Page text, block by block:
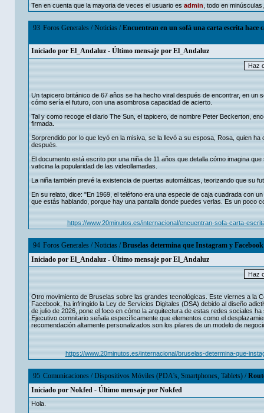
Ten en cuenta que la mayoria de veces el usuario es admin , todo en
93 Foros Generales/Noticias/Encuentran en un sofá una carta escrita hace
Iniciado por El_Andaluz - Último mensaje por El_Andaluz
Un tapicero británico de 67 años se ha hecho viral después de encontrar, en
cómo sería el futuro, con una asombrosa capacidad de acierto.
Tal y como recoge el diario The Sun, el tapicero, de nombre Peter Beckerton,
firmada.
Sorprendido por lo que leyó en la misiva, se la llevó a su esposa, Rosa, quien
después.
El documento está escrito por una niña de 11 años que detalla cómo imagina
vaticina la popularidad de las videollamadas.
La niña también prevé la existencia de puertas automáticas, teorizando que su
En su relato, dice: "En 1969, el teléfono era una especie de caja cuadrada con
que estás hablando, porque hay una pantalla donde puedes verlas. Es un poco
https://www.20minutos.es/internacional/encuentran-sofa-carta-
94 Foros Generales/Noticias/Bruselas determina que Instagram y
Iniciado por El_Andaluz - Último mensaje por El_Andaluz
Otro movimiento de Bruselas sobre las grandes tecnológicas. Este viernes a la
Facebook, ha infringido la Ley de Servicios Digitales (DSA) debido al diseño
de julio de 2026, pone el foco en cómo la arquitectura de estas redes sociales
Ejecutivo comnitario señala específicamente que elementos como el
recomendación altamente personalizados son los pilares de un modelo de
https://www.20minutos.es/internacional/bruselas-determina-que-
95 Comunicaciones/Dispositivos Móviles (PDA's, Smartphones, Tablets)/
Iniciado por Nokfed - Último mensaje por Nokfed
Hola.